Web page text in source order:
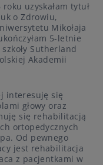
uzyskałam tytuł
o Zdrowiu,
Mikołaja
5-letnie
Sutherland
Akademii
interesuję się
głowy oraz
się rehabilitacją
ortopedycznych
Od pewnego
jest rehabilitacja
z pacjentkami w